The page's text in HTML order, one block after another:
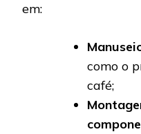
em:
como o
café;